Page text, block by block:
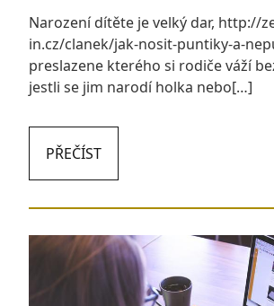
Narození dítěte je velký dar, http://
in.cz/clanek/jak-nosit-puntiky-a-
preslazene kterého si rodiče váží
jestli se jim narodí holka nebo[…]
PŘEČÍST